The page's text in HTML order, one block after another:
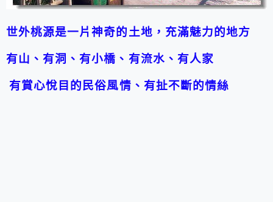
世外桃源是一片神奇的土地，充滿魅力的地方
有山、有洞、有小橋、有流水、有人家
有賞心悅目的民俗風情、有扯不斷的情絲